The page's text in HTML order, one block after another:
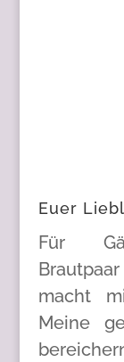
Euer
Für
macht
Meine